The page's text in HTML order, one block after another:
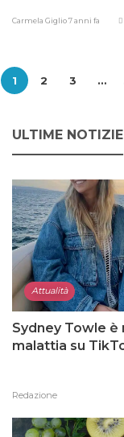
Carmela Giglio7 anni fa
1 2 3 …
ULTIME NOTIZIE
Attualità
Sydney Towle è
malattia su
Redazione